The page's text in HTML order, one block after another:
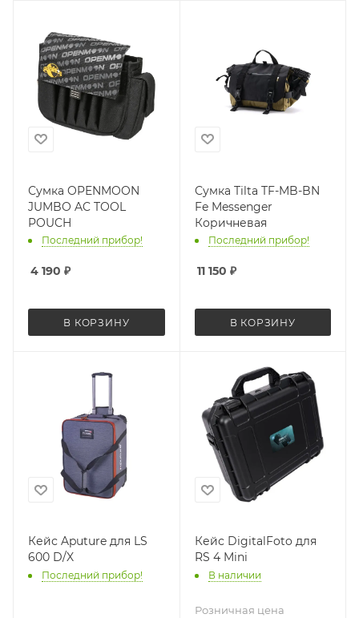
Сумка OPENMOON
JUMBO AC TOOL
POUCH
Последний прибор!
4 190 ₽
В КОРЗИНУ
Сумка Tilta TF-MB-BN
Fe Messenger
Коричневая
Последний прибор!
11 150 ₽
В КОРЗИНУ
Кейс Aputure для LS
600 D/X
Последний прибор!
Кейс DigitalFoto для
RS 4 Mini
В наличии
Розничная цена